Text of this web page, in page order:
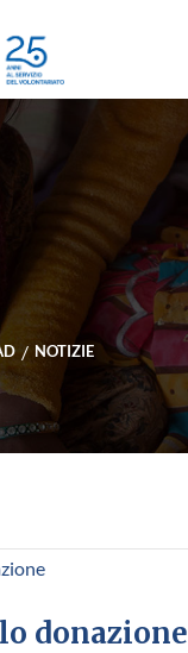
NOTIZIE
donazione